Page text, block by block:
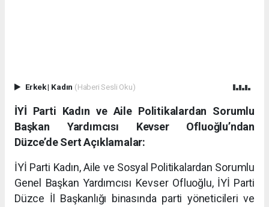
Erkek| Kadın (Haberi Sesli Oku)
İYİ Parti Kadın ve Aile Politikalardan Sorumlu
Başkan Yardımcısı Kevser Ofluoğlu’ndan
Düzce’de Sert Açıklamalar:
İYİ Parti Kadın, Aile ve Sosyal Politikalardan Sorumlu
Genel Başkan Yardımcısı Kevser Ofluoğlu, İYİ Parti
Düzce İl Başkanlığı binasında parti yöneticileri ve